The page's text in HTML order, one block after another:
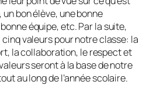
bon élève, une bonne
équipe, etc. Par la suite,
valeurs pour notre classe: la
la collaboration, le respect et
seront à la base de notre
au long de l’année scolaire.